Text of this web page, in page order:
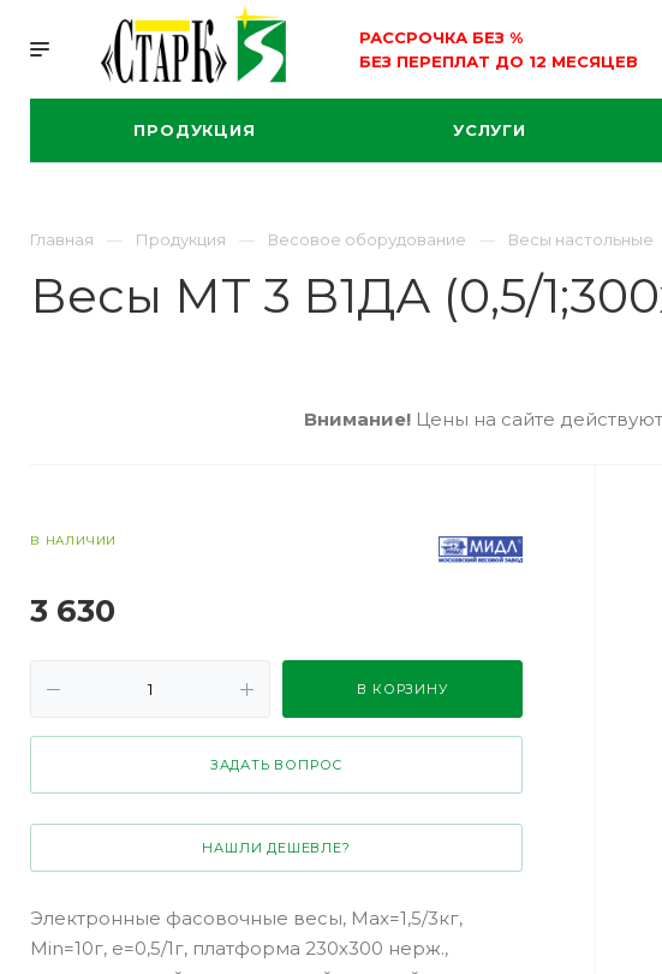
РАССРОЧКА БЕЗ %
БЕЗ ПЕРЕПЛАТ ДО 12 МЕСЯЦЕВ
ПРОДУКЦИЯ УСЛУГИ
Главная Продукция Весовое оборудование Весы настольные
Весы МТ 3 В1ДА (0,5/
Внимание!Цены на сайте действуют
В НАЛИЧИИ
3 630
В КОРЗИНУ
ЗАДАТЬ ВОПРОС
НАШЛИ ДЕШЕВЛЕ?
Электронные фасовочные весы, Max=1,5/3кг,
Min=10г, e=0,5/1г, платформа 230х300 нерж.,